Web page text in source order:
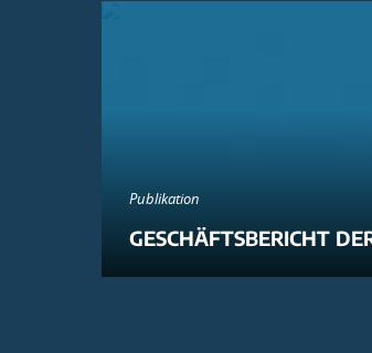
Publikation
GESCHÄFTSBERICHT